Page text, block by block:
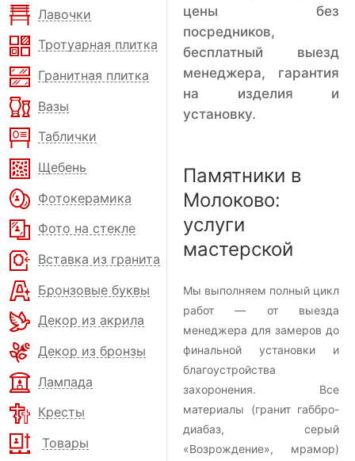
Лавочки
Тротуарная плитка
Гранитная плитка
Вазы
Таблички
Щебень
Фотокерамика
Фото на стекле
Вставка из гранита
Бронзовые буквы
Декор из акрила
Декор из бронзы
Лампада
Кресты
Товары
цены без
посредников,
бесплатный выезд
менеджера, гарантия
на изделия и
установку.
Памятники в
Молоково:
услуги
мастерской
Мы выполняем полный цикл
работ — от выезда
менеджера для замеров до
финальной установки и
благоустройства
захоронения. Все
материалы (гранит габбро-
диабаз, серый
«Возрождение», мрамор)